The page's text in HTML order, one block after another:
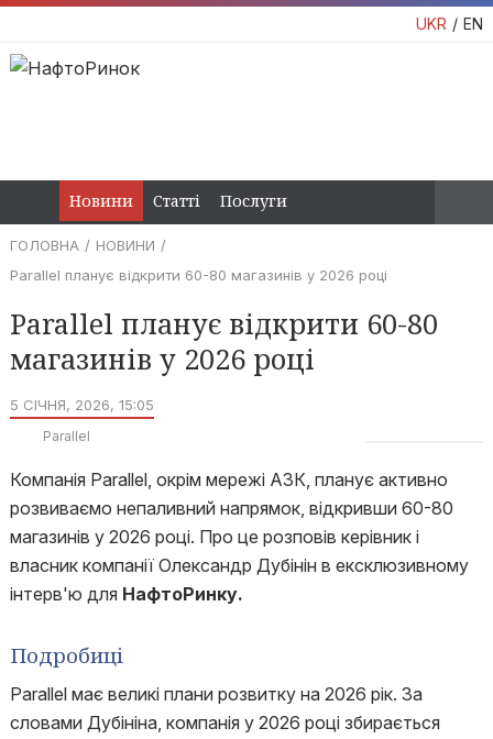
UKR EN
Новини Статті Послуги
ГОЛОВНА
НОВИНИ
Parallel планує відкрити 60-80 магазинів у 2026 році
Parallel планує відкрити 60-80
магазинів у 2026 році
5 СІЧНЯ, 2026, 15:05
Parallel
Компанія Parallel, окрім мережі АЗК, планує активно
розвиваємо непаливний напрямок, відкривши 60-80
магазинів у 2026 році. Про це розповів керівник і
власник компанії Олександр Дубінін в ексклюзивному
інтерв'ю для НафтоРинку.
Подробиці
Parallel має великі плани розвитку на 2026 рік. За
словами Дубініна, компанія у 2026 році збирається